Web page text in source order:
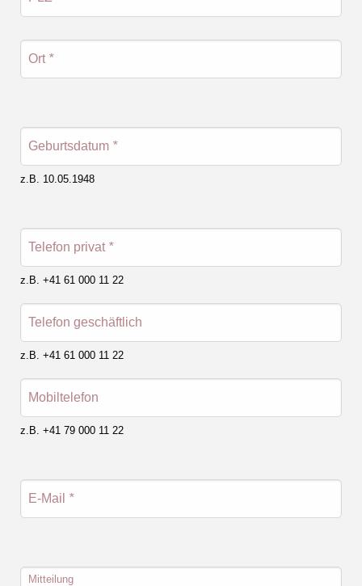
Ort *
Geburtsdatum *
z.B. 10.05.1948
Telefon privat *
z.B. +41 61 000 11 22
Telefon geschäftlich
z.B. +41 61 000 11 22
Mobiltelefon
z.B. +41 79 000 11 22
E-Mail *
Mitteilung